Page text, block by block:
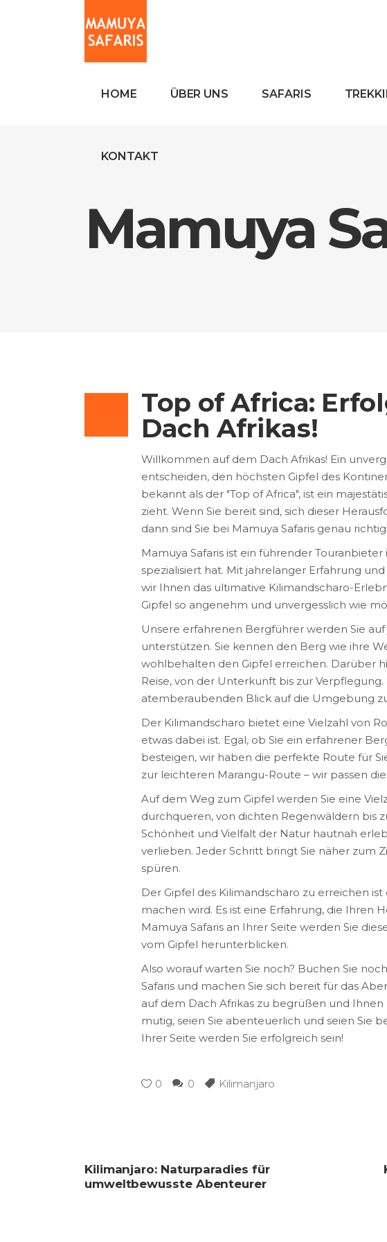
HOME ÜBER UNS SAFARIS
KONTAKT
Mamuya
Top of Africa:
Dach Afrikas!
Willkommen auf dem Dach Afrikas! Ein
entscheiden, den höchsten Gipfel des
bekannt als der "Top of Africa", ist ein
zieht. Wenn Sie bereit sind, sich dieser
dann sind Sie bei Mamuya Safaris genau richtig!
Mamuya Safaris ist ein führender
spezialisiert hat. Mit jahrelanger Erfahrung
wir Ihnen das ultimative Kilimandscharo-
Gipfel so angenehm und unvergesslich wie
Unsere erfahrenen Bergführer werden Sie
unterstützen. Sie kennen den Berg wie ihre
wohlbehalten den Gipfel erreichen. Darüber
Reise, von der Unterkunft bis zur
atemberaubenden Blick auf die Umgebung
Der Kilimandscharo bietet eine Vielzahl von
etwas dabei ist. Egal, ob Sie ein erfahrener
besteigen, wir haben die perfekte Route für
zur leichteren Marangu-Route – wir passen
Auf dem Weg zum Gipfel werden Sie eine
durchqueren, von dichten Regenwäldern bis
Schönheit und Vielfalt der Natur hautnah
verlieben. Jeder Schritt bringt Sie näher zum
spüren.
Der Gipfel des Kilimandscharo zu erreichen
machen wird. Es ist eine Erfahrung, die Ihren
Mamuya Safaris an Ihrer Seite werden Sie
vom Gipfel herunterblicken.
Also worauf warten Sie noch? Buchen Sie
Safaris und machen Sie sich bereit für das
auf dem Dach Afrikas zu begrüßen und Ihnen
mutig, seien Sie abenteuerlich und seien Sie
Ihrer Seite werden Sie erfolgreich sein!
0 0 Kilimanjaro
Kilimanjaro: Naturparadies für
umweltbewusste Abenteurer